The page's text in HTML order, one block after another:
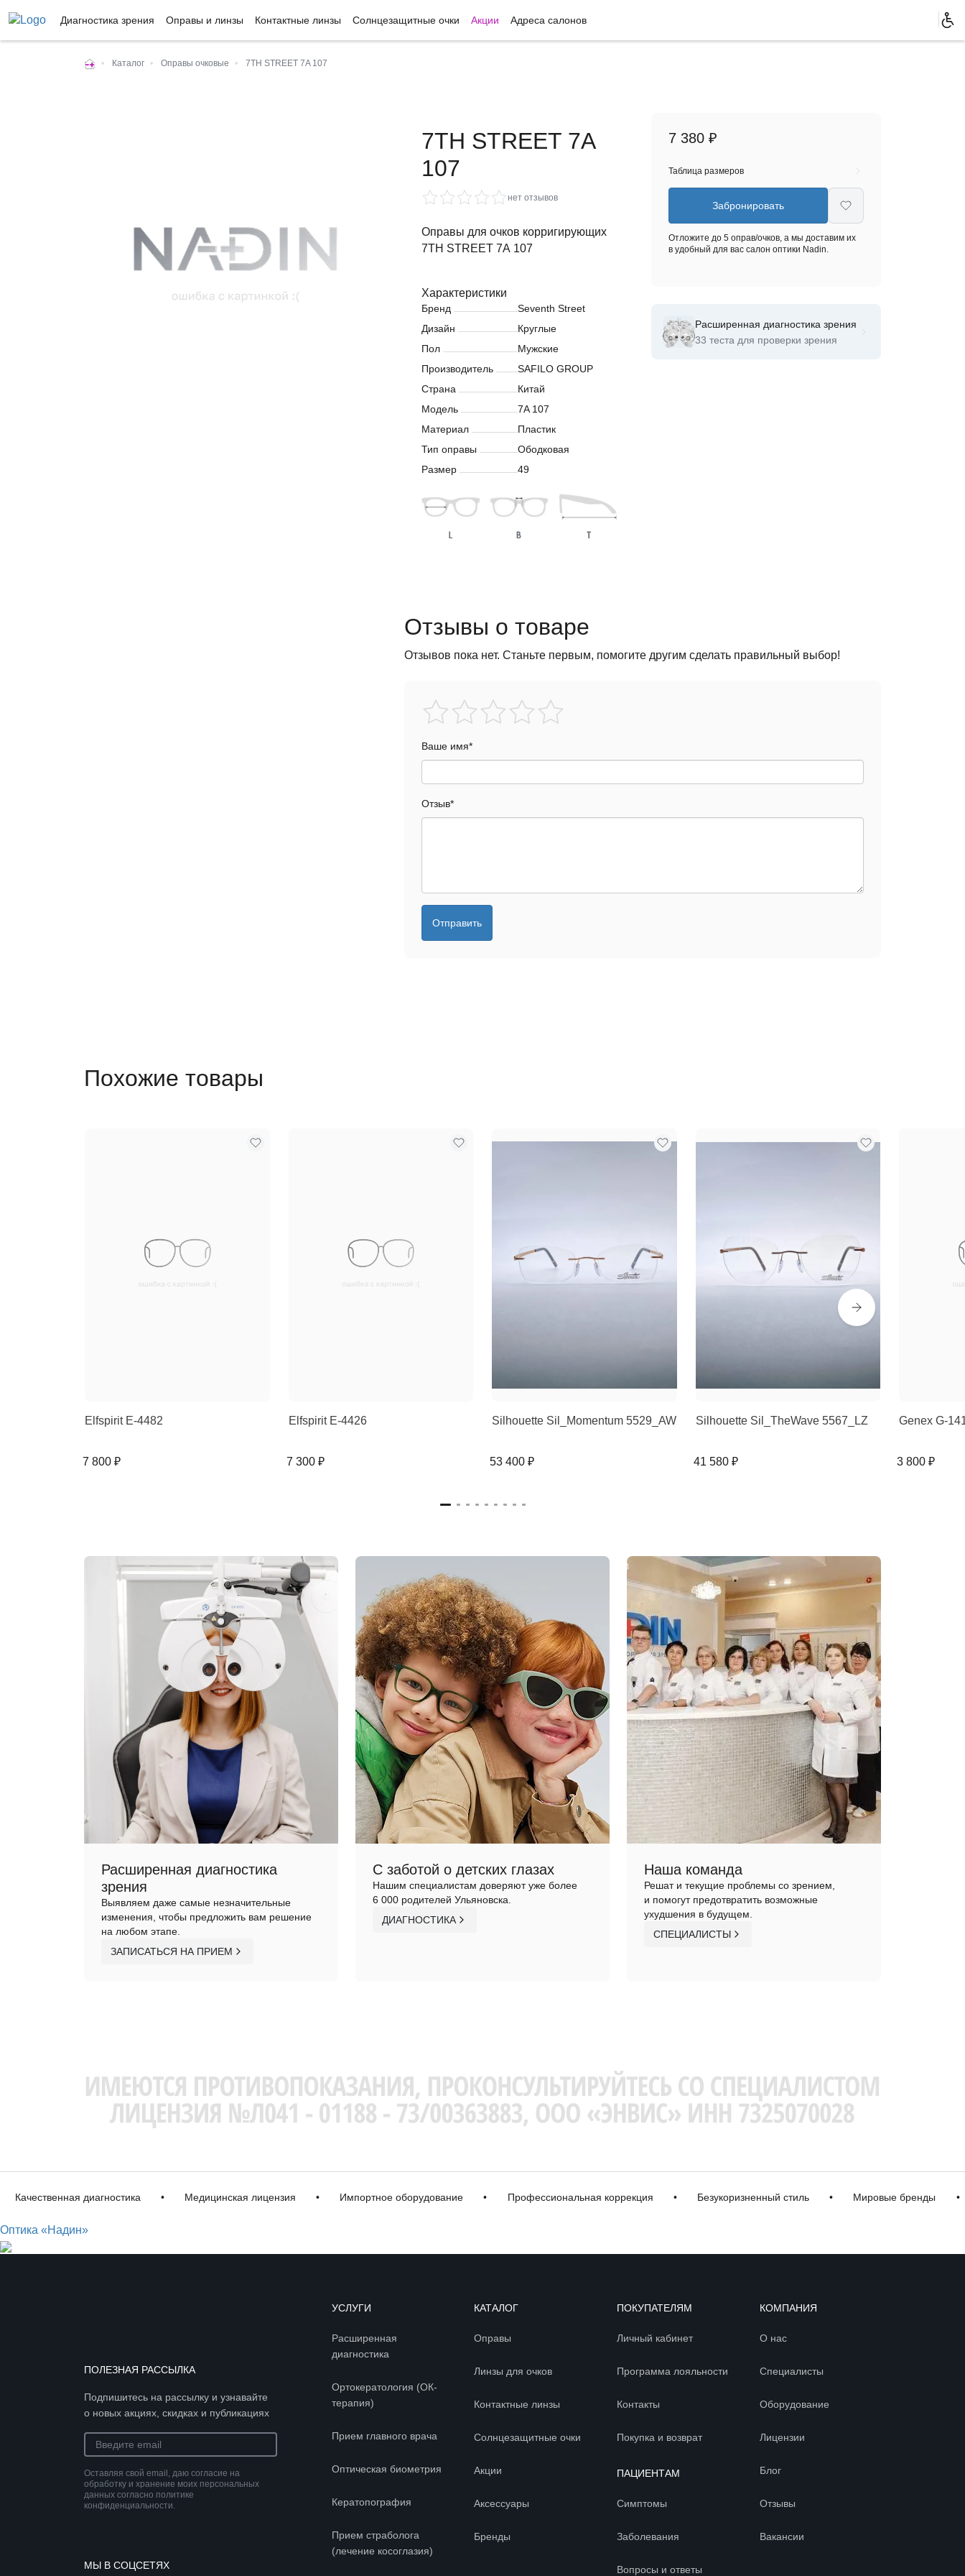
Диагностика зрения Оправы и линзы Контактные линзы Солнцезащитные очки Акции Адреса салонов
• Каталог • Оправы очковые • 7TH STREET 7A 107
7TH STREET 7A
107
нет отзывов
Оправы для очков корригирующих
7TH STREET 7A 107
Характеристики
Бренд
Seventh Street
Дизайн
Круглые
Пол
Мужские
Производитель
SAFILO GROUP
Страна
Китай
Модель
7A 107
Материал
Пластик
Тип оправы
Ободковая
Размер
49
7 380 ₽
Таблица размеров
Забронировать
Отложите до 5 оправ/очков, а мы доставим их
в удобный для вас салон оптики Nadin.
Расширенная диагностика зрения
33 теста для проверки зрения
Отзывы о товаре
Отзывов пока нет. Станьте первым, помогите другим сделать правильный выбор!
Ваше имя*
Отзыв*
Отправить
Похожие товары
Elfspirit E-4482
7 800 ₽
Elfspirit E-4426
7 300 ₽
Silhouette Sil_Momentum 5529_AW
53 400 ₽
Silhouette Sil_TheWave 5567_LZ
41 580 ₽
Genex G-
3 800 ₽
Расширенная диагностика
зрения
Выявляем даже самые незначительные
изменения, чтобы предложить вам решение
на любом этапе.
ЗАПИСАТЬСЯ НА ПРИЕМ
С заботой о детских глазах
Нашим специалистам доверяют уже более
6 000 родителей Ульяновска.
ДИАГНОСТИКА
Наша команда
Решат и текущие проблемы со зрением,
и помогут предотвратить возможные
ухудшения в будущем.
СПЕЦИАЛИСТЫ
диагностика • Медицинская лицензия • Импортное оборудование • Профессиональная коррекция • Безукоризненный стиль • Мировые бренды •
Оптика «Надин»
ПОЛЕЗНАЯ РАССЫЛКА
Подпишитесь на рассылку и узнавайте
о новых акциях, скидках и публикациях
Оставляя свой email, даю согласие на
обработку и хранение моих персональных
данных согласно политике
конфиденциальности.
МЫ В СОЦСЕТЯХ
УСЛУГИ
Расширенная
диагностика
Ортокератология (ОК-
терапия)
Прием главного врача
Оптическая биометрия
Кератопография
Прием страболога
(лечение косоглазия)
КАТАЛОГ
Оправы
Линзы для очков
Контактные линзы
Солнцезащитные очки
Акции
Аксессуары
Бренды
ПОКУПАТЕЛЯМ
Личный кабинет
Программа лояльности
Контакты
Покупка и возврат
ПАЦИЕНТАМ
Симптомы
Заболевания
Вопросы и ответы
КОМПАНИЯ
О нас
Специалисты
Оборудование
Лицензии
Блог
Отзывы
Вакансии